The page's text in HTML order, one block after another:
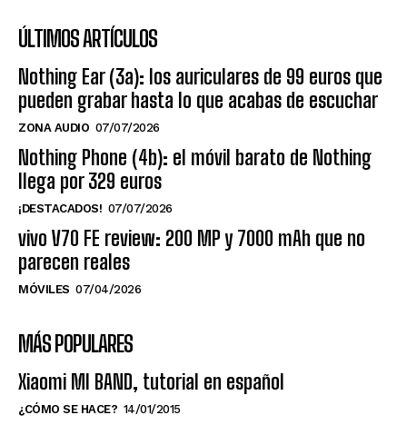
ÚLTIMOS ARTÍCULOS
Nothing Ear (3a): los auriculares de 99 euros que
pueden grabar hasta lo que acabas de escuchar
ZONA AUDIO 07/07/2026
Nothing Phone (4b): el móvil barato de Nothing
llega por 329 euros
¡DESTACADOS! 07/07/2026
vivo V70 FE review: 200 MP y 7000 mAh que no
parecen reales
MÓVILES 07/04/2026
MÁS POPULARES
Xiaomi MI BAND, tutorial en español
¿CÓMO SE HACE? 14/01/2015